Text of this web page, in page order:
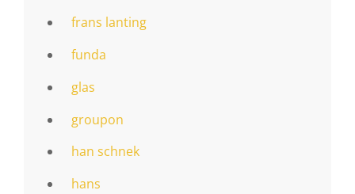
frans lanting
funda
glas
groupon
han schnek
hans